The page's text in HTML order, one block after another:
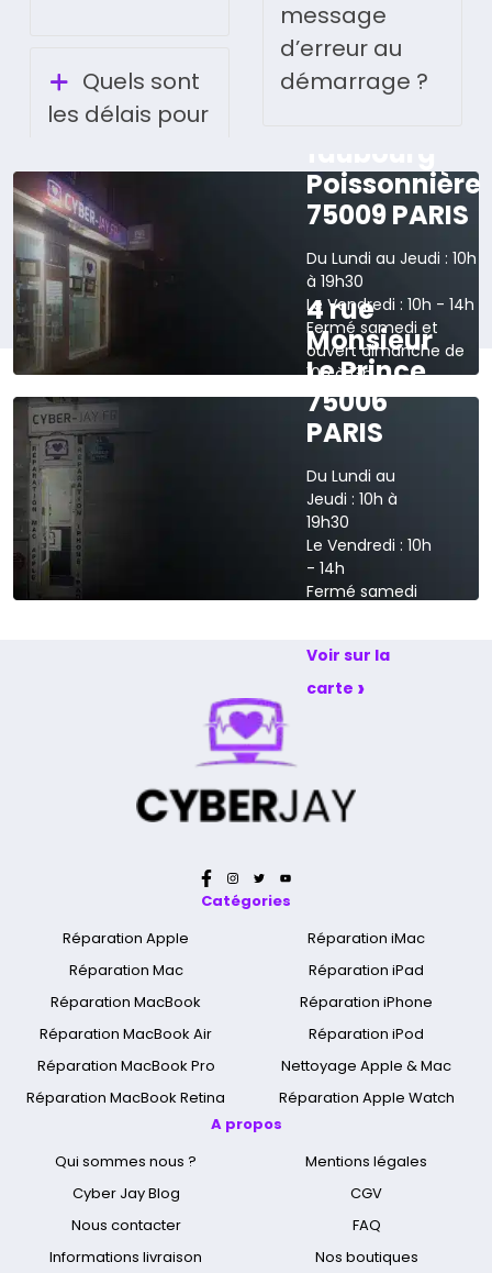
Quels sont
les délais pour
message
d’erreur au
démarrage ?
Poissonnière
75009 PARIS
Du Lundi au Jeudi : 10h
à 19h30
Le Vendredi : 10h - 14h
Fermé samedi et
ouvert dimanche de
10h à 13h
Voir sur la carte
4 rue
Monsieur
Le Prince
75006
PARIS
Du Lundi au
Jeudi : 10h à
19h30
Le Vendredi : 10h
- 14h
Fermé samedi
Voir sur la
carte ›
Catégories
Réparation Apple
Réparation Mac
Réparation MacBook
Réparation MacBook Air
Réparation MacBook Pro
Réparation MacBook Retina
Réparation iMac
Réparation iPad
Réparation iPhone
Réparation iPod
Nettoyage Apple & Mac
Réparation Apple Watch
A propos
Qui sommes nous ?
Cyber Jay Blog
Nous contacter
Informations livraison
Mentions légales
CGV
FAQ
Nos boutiques